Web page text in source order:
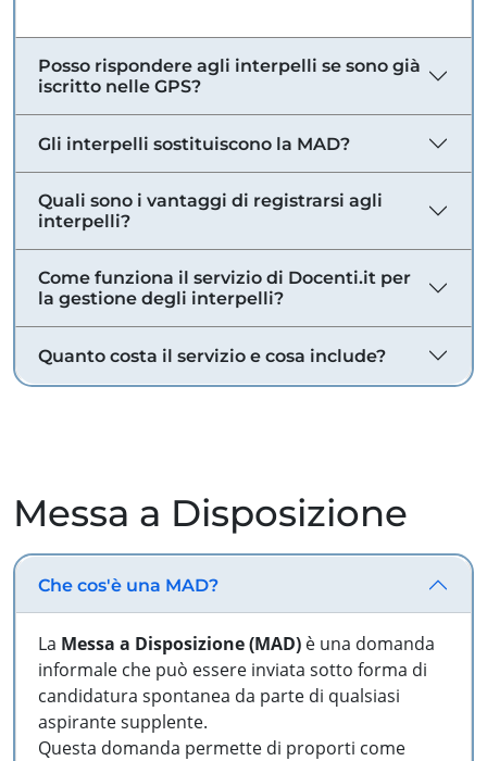
Posso rispondere agli interpelli se sono già
iscritto nelle GPS?
Gli interpelli sostituiscono la MAD?
Quali sono i vantaggi di registrarsi agli
interpelli?
Come funziona il servizio di Docenti.it per
la gestione degli interpelli?
Quanto costa il servizio e cosa include?
Messa a Disposizione
Che cos'è una MAD?
La Messa a Disposizione (MAD) è una domanda
informale che può essere inviata sotto forma di
candidatura spontanea da parte di qualsiasi
aspirante supplente.
Questa domanda permette di proporti come